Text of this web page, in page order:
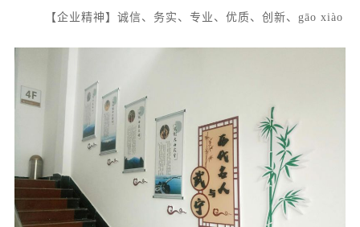
【企业精神】诚信、务实、专业、优质、创新、gāo xiào